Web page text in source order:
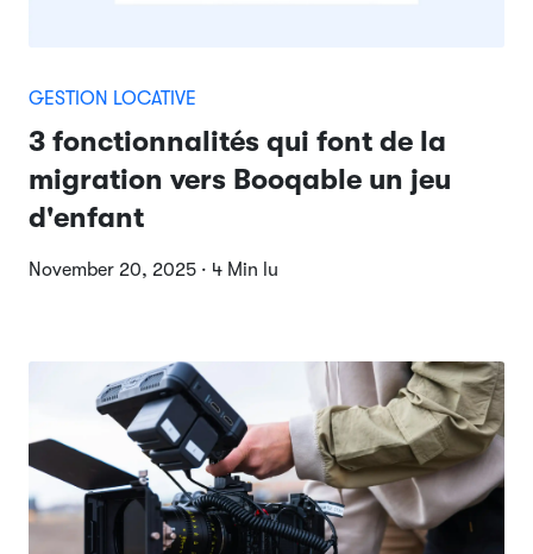
GESTION LOCATIVE
3 fonctionnalités qui font de la
migration vers Booqable un jeu
d'enfant
November 20, 2025 · 4 Min lu